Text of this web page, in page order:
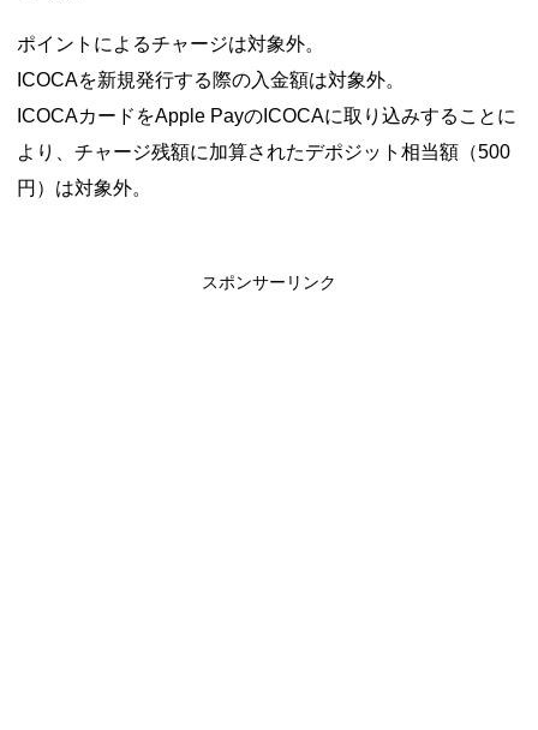
ポイントによるチャージは対象外。
ICOCAを新規発行する際の入金額は対象外。
ICOCAカードをApple PayのICOCAに取り込みすることに
より、チャージ残額に加算されたデポジット相当額（500
円）は対象外。
スポンサーリンク